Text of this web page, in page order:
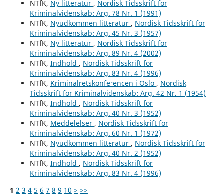
NTfK, Ny litteratur , Nordisk Tidsskrift for
Kriminalvidenskab: Årg. 78 Nr. 1 (1991)
NTfK, Nyudkommen litteratur , Nordisk Tidsskrift for
Kriminalvidenskab: Årg. 45 Nr. 3 (1957)
NTfK, Ny litteratur , Nordisk Tidsskrift for
Kriminalvidenskab: Årg. 89 Nr. 4 (2002)
NTfK, Indhold , Nordisk Tidsskrift for
Kriminalvidenskab: Årg. 83 Nr. 4 (1996)
NTfK, Kriminalretskonferencen i Oslo , Nordisk
Tidsskrift for Kriminalvidenskab: Årg. 42 Nr. 1 (1954)
NTfK, Indhold , Nordisk Tidsskrift for
Kriminalvidenskab: Årg. 40 Nr. 3 (1952)
NTfK, Meddelelser , Nordisk Tidsskrift for
Kriminalvidenskab: Årg. 60 Nr. 1 (1972)
NTfK, Nyudkommen litteratur , Nordisk Tidsskrift for
Kriminalvidenskab: Årg. 40 Nr. 2 (1952)
NTfK, Indhold , Nordisk Tidsskrift for
Kriminalvidenskab: Årg. 83 Nr. 4 (1996)
1 2 3 4 5 6 7 8 9 10 > >>